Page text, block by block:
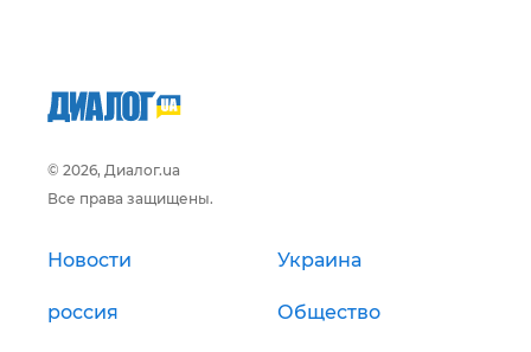
© 2026, Диалог.ua
Все права защищены.
Новости Украина
россия Общество